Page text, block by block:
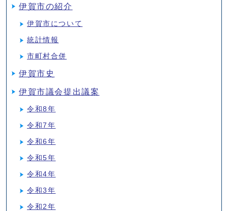
伊賀市の紹介
伊賀市について
統計情報
市町村合併
伊賀市史
伊賀市議会提出議案
令和8年
令和7年
令和6年
令和5年
令和4年
令和3年
令和2年